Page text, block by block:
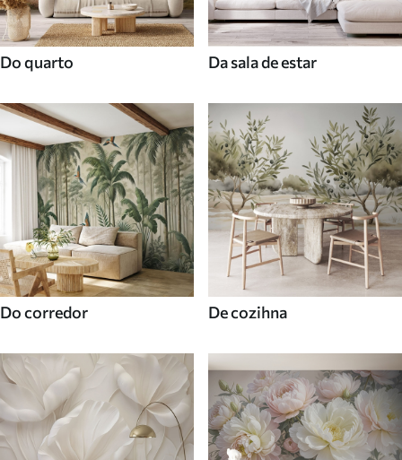
Do quarto Da sala de estar
Do corredor De cozihna